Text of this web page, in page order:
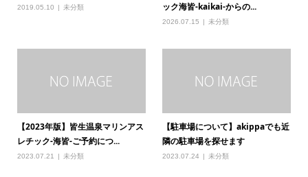
2019.05.10 未分類
ック海皆-kaikai-からの...
2026.07.15 未分類
【2023年版】皆生温泉マリンアス
レチック-海皆-ご予約につ...
2023.07.21 未分類
【駐車場について】akippaでも近
隣の駐車場を探せます
2023.07.24 未分類